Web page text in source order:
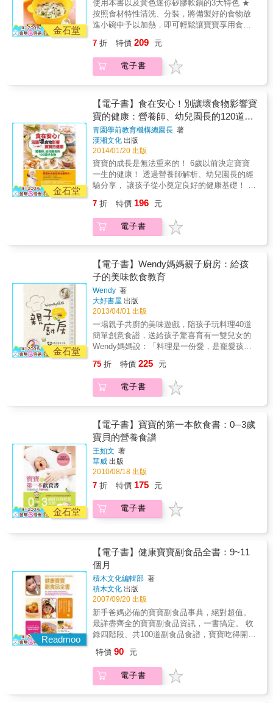
金石堂
使用本書以及黃色迷你矽膠軟鍋的3大特色 ★
按照食材特性清洗、分裝，將備製好的食物放
進小碗中予以加熱，即可輕鬆讓寶寶享用食
寶練習抓捏，不用擔心小碗碎裂！ ★攜帶方
便、簡單快速！材質安全好收納，即使外出，
也可以快速做出好美味！ 寶寶的第一口離乳食
&rarr;好用器具介紹、清洗方法，讓你事半功
倍！ 「食材清洗與料理方式」&rarr;各類食材的
清洗、備製法，不再費力氣！ 「食材、食品保
存要領」&rarr;食材簡單保存又衛生，不再手忙
腳亂！ 「適合各時期寶寶的離乳食譜」&rarr;針
對每個時期的食材料理，讓寶寶健康成長。 本
書贈品 品名：黃色迷你矽膠軟鍋 尺寸：外鍋直
徑─13.5cm(含鍋把)，外鍋高度─8.5cm(含鍋
蓋)。 材質：耐熱矽膠 (歐洲進口指定專業廠
商)。 產地：中國。 注意事項： 1.&& &矽膠首
淨。 2.&& &禁止直接放在於電磁爐以及瓦斯爐
上方，或是直接接觸於火源處。 3.&& &遠離尖
銳物品，避免產生破損。 4.&& &矽膠屬於天然
依個人使用頻率情況有所差異) 經SGS檢驗符合
FDA美國食品藥品管理局相關規範。 經SGS檢
驗通過耐熱性測試可耐溫-20~210 C。
7 折 特價 209 元
電子書
金石堂
【電子書】食在安心！別讓壞食物影響寶
寶的健康：營養師、幼兒園長的120道好
食物
青園學前教育機構總園長 著
漢湘文化 出版
2014/01/20 出版
寶寶的成長是無法重來的！ 6歲以前決定寶寶
一生的健康！ 透過營養師解析、幼兒園長的經
驗分享， 讓孩子從小奠定良好的健康基礎！ 本
見狀況與營養需求所設計的食譜。 2.以考量食
物多元、容易製備、引起食慾等原則。 3.營養
師的小叮嚀及幼兒園長經驗累積的心得筆記和
7 折 特價 196 元
電子書
金石堂
【電子書】Wendy媽媽親子廚房：給孩
子的美味飲食教育
Wendy 著
大好書屋 出版
2013/04/01 出版
一場親子共廚的美味遊戲，陪孩子玩料理40道
簡單創意食譜，送給孩子驚喜育有一雙兒女的
Wendy媽媽說：「料理是一份愛，是寵愛孩子
參加「親子便當大賽」，一舉榮獲金牌肯定，
一家人從此更加運用料理，創造親子的甜美記
憶。◆把廚房變成親子教室孩子不知道，芒果
在進廚房之前，為讓孩子小肌肉更靈活，用心
設計道具和小遊戲，一步步訓練孩子使用餐
具、刀具、做家事……引導孩子在玩樂之中輕
鬆學習。此外，還分享帶孩子逛市場的經驗，
讓孩子認識各項食材、了解食物的營養價值。
進一步告訴你，各類食物的選購及保存技巧；
可為孩子選擇哪些安全好用的烹調器具；如何
在料理上加點創意，就能改善孩子偏食問題；
花點心思訓練孩子，可輕鬆建立餐桌禮儀。◆
親子的美味遊戲廚房不只是媽媽展現廚藝的舞
台，更是親子一起歡樂做料理、堆疊美食記
的食材和烹調器具，就能帶孩子下廚大玩創
意！取下洋芋片盒蓋，成為孩子切菜的護具；
將番茄、柳橙挖空，就是個好看又風味濃郁的
容器；吃剩的白飯一點也不浪費，做成米
Pizza、米煎餅或米蛋糕，帶給孩子滿滿的驚
喜；和孩子彩繪料理食譜想些新點子，隨手工
具就可以設計卡哇伊菜色，孩子看了歡喜，吃
飯一口接一口。本書特色 ★全書提供許多不需
譜。適合孩子一起「玩」的「扮家家酒料
理」；還有結合可愛造型便當、佳節美味、野
餐輕食、歡樂甜點的「創意料理」。部分料理
甚至利用電子鍋或是便利的烹調用具就可輕鬆
75 折 特價 225 元
電子書
金石堂
【電子書】寶寶的第一本飲食書：0─3歲
寶貝的營養食譜
王如文 著
華威 出版
2010/08/18 出版
7 折 特價 175 元
電子書
Readmoo
【電子書】健康寶寶副食品全書：9~11
個月
積木文化編輯部 著
積木文化 出版
2007/09/20 出版
新手爸媽必備的寶寶副食品事典，絕對超值。
最詳盡齊全的寶寶副食品資訊，一書搞定。 收
錄四階段、共100道副食品食譜，寶寶吃得開心
這是所有為人父母最開心也最關心的大事之
一，可是，究竟要讓寶寶吃什麼、怎麼吃，才
能吃得開心又健康呢？本書收錄100道豐富營養
特價 90 元
電子書